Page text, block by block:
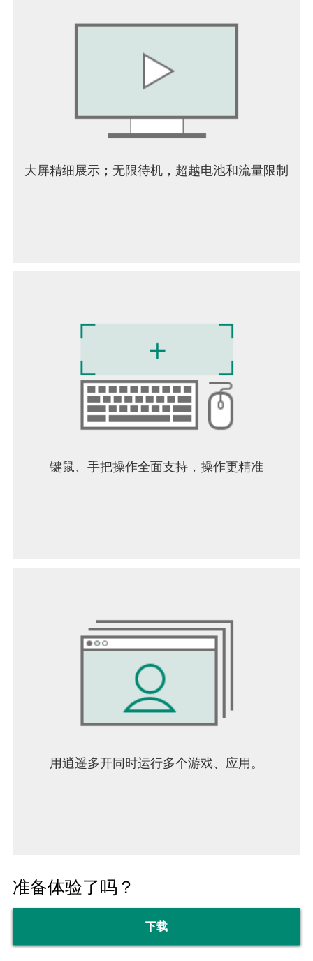
如此简单，又如此出色，你一定会想知道是什么让
这个行业花了这么长时间！””
“今天的应用程序非常出色。这是
“Instabridge 是一个优雅的解决方案”
和字母字符串即可访问一张纸。”
大屏精细展示；无限待机，超越电池和流量限制
键鼠、手把操作全面支持，操作更精准
用逍遥多开同时运行多个游戏、应用。
准备体验了吗？
下载